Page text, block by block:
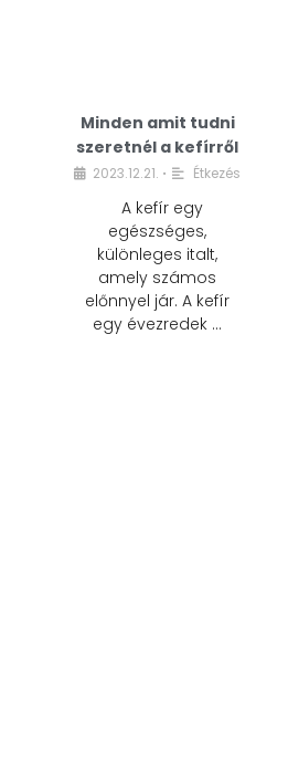
Minden amit tudni
szeretnél a kefírről
2023.12.21. • Étkezés
A kefír egy
egészséges,
különleges italt,
amely számos
előnnyel jár. A kefír
egy évezredek …